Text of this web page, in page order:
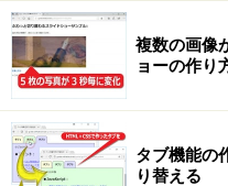
複数の画像
ョーの作り
タブ機能の
り替える